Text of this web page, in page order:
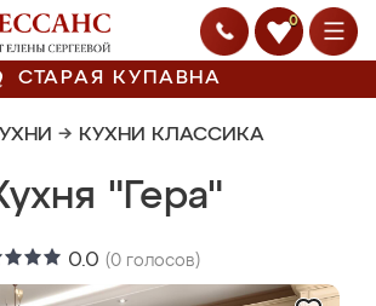
0
СТАРАЯ КУПАВНА
→ КУХНИ КЛАССИКА
"Гера"
0.0 (0 голосов)